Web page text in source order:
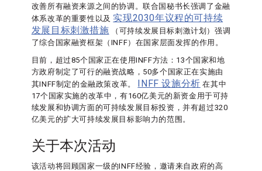
改善所有融资来源之间的协调。联合国秘书长强调了金融
体系改革的重要性以及 实现2030年议程的可持续
发展目标刺激措施 （可持续发展目标刺激计划）强调
了综合国家融资框架（INFF）在国家层面发挥的作用。
目前，超过85个国家正在使用INFF方法：13个国家和地
方政府制定了可行的融资战略，50多个国家正在实施由
其INFF制定的金融政策改革。 INFF 设施分析 在其中
17个国家实施的改革中，有160亿美元的新资金用于可持
续发展和协调方面的可持续发展目标投资，并有超过320
亿美元的扩大可持续发展目标影响力的范围。
关于本次活动
该活动将回顾国家一级的INFF经验，邀请来自政府的高